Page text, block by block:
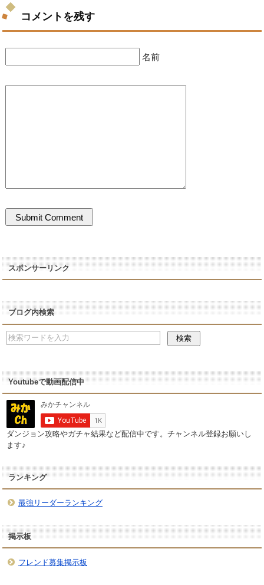
コメントを残す
名前
スポンサーリンク
ブログ内検索
Youtubeで動画配信中
ダンジョン攻略やガチャ結果など配信中です。チャンネル登録お願いし
ます♪
ランキング
最強リーダーランキング
掲示板
フレンド募集掲示板